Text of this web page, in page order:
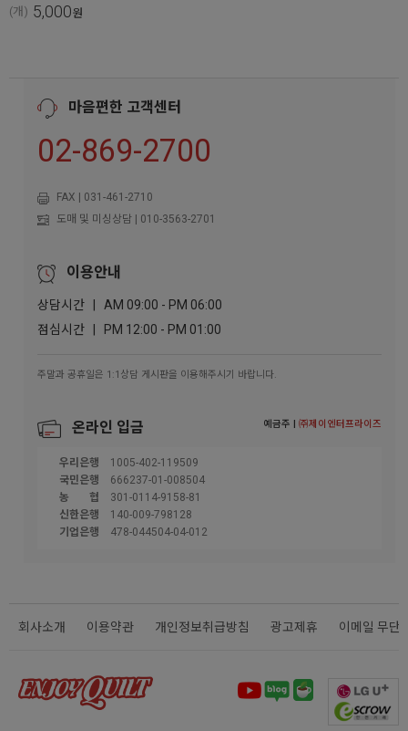
(개) 5,000원
마음편한 고객센터
02-869-2700
FAX | 031-461-2710
도매 및 미싱상담 | 010-3563-2701
이용안내
상담시간 | AM 09:00 - PM 06:00
점심시간 | PM 12:00 - PM 01:00
주말과 공휴일은 1:1상담 게시판을 이용해주시기 바랍니다.
온라인 입금 예금주 |㈜제이엔터프라이즈
우리은행
1005-402-119509
국민은행
666237-01-008504
농협301-0114-9158-81
신한은행
140-009-798128
기업은행
478-044504-04-012
회사소개 이용약관 개인정보취급방침 광고제휴 이메일 무단